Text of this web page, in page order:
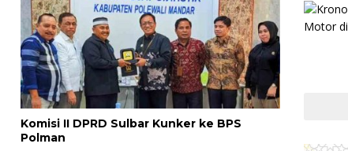
Komisi II DPRD Sulbar Kunker ke BPS
Polman